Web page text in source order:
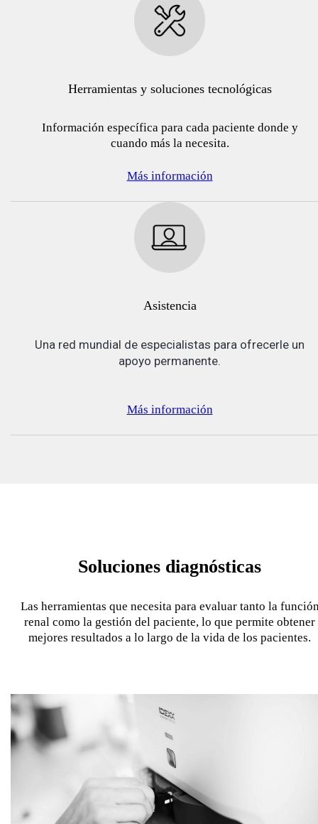
Herramientas y soluciones tecnológicas
Información específica para cada paciente donde y
cuando más la necesita.
Más información
Asistencia
Una red mundial de especialistas para ofrecerle un
apoyo permanente.
Más información
Soluciones diagnósticas
Las herramientas que necesita para evaluar tanto la
renal como la gestión del paciente, lo que permite obtener
mejores resultados a lo largo de la vida de los pacientes.